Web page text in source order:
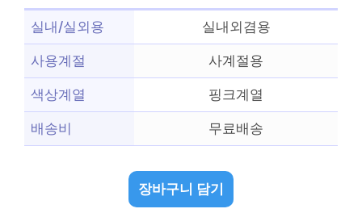
실내/실외용 실내외겸용
사용계절 사계절용
색상계열 핑크계열
배송비 무료배송
장바구니 담기